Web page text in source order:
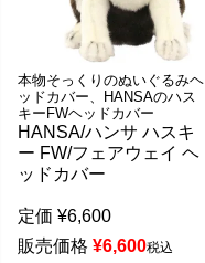
本物そっくりのぬいぐるみヘ
ッドカバー、HANSAのハス
キーFWヘッドカバー
HANSA/ハンサ ハスキ
ー FW/フェアウェイ ヘ
ッドカバー
定価 ¥6,600
販売価格 ¥6,600税込